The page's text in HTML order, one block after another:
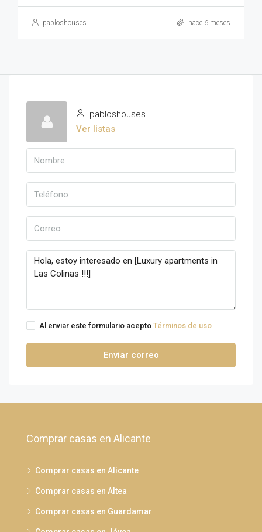
pabloshouses hace 6 meses
pabloshouses
Ver listas
Al enviar este formulario acepto Términos de uso
Enviar correo
Comprar casas en Alicante
Comprar casas en Alicante
Comprar casas en Altea
Comprar casas en Guardamar